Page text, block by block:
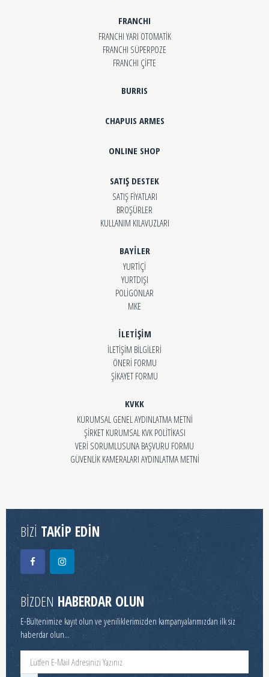
FRANCHI
FRANCHI YARI OTOMATİK
FRANCHI SÜPERPOZE
FRANCHI ÇİFTE
BURRIS
CHAPUIS ARMES
ONLINE SHOP
SATIŞ DESTEK
SATIŞ FİYATLARI
BROŞÜRLER
KULLANIM KILAVUZLARI
BAYİLER
YURTİÇİ
YURTDIŞI
POLİGONLAR
MKE
İLETİŞİM
İLETİŞİM BİLGİLERİ
ÖNERİ FORMU
ŞİKAYET FORMU
KVKK
KURUMSAL GENEL AYDINLATMA METNİ
ŞİRKET KURUMSAL KVK POLİTİKASI
VERİ SORUMLUSUNA BAŞVURU FORMU
GÜVENLİK KAMERALARI AYDINLATMA METNİ
BİZİ TAKİP EDİN
BİZDEN HABERDAR OLUN
E-Bültenimize kayıt olun ve yeniliklerimizden kampanyalarımızdan ilk siz
haberdar olun...